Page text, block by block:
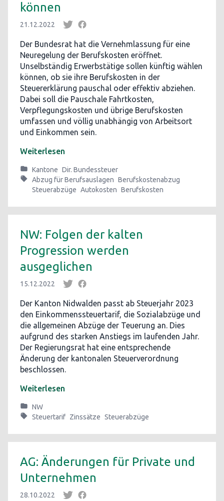
können
21.12.2022
Der Bundesrat hat die Vernehmlassung für eine
Neuregelung der Berufskosten eröffnet.
Unselbständig Erwerbstätige sollen künftig wählen
können, ob sie ihre Berufskosten in der
Steuererklärung pauschal oder effektiv abziehen.
Dabei soll die Pauschale Fahrtkosten,
Verpflegungskosten und übrige Berufskosten
umfassen und völlig unabhängig von Arbeitsort
und Einkommen sein.
Weiterlesen
Kantone Dir. Bundessteuer
Abzug für Berufsauslagen Berufskostenabzug
Steuerabzüge Autokosten Berufskosten
NW: Folgen der kalten
Progression werden
ausgeglichen
15.12.2022
Der Kanton Nidwalden passt ab Steuerjahr 2023
den Einkommenssteuertarif, die Sozialabzüge und
die allgemeinen Abzüge der Teuerung an. Dies
aufgrund des starken Anstiegs im laufenden Jahr.
Der Regierungsrat hat eine entsprechende
Änderung der kantonalen Steuerverordnung
beschlossen.
Weiterlesen
NW
Steuertarif Zinssätze Steuerabzüge
AG: Änderungen für Private und
Unternehmen
28.10.2022